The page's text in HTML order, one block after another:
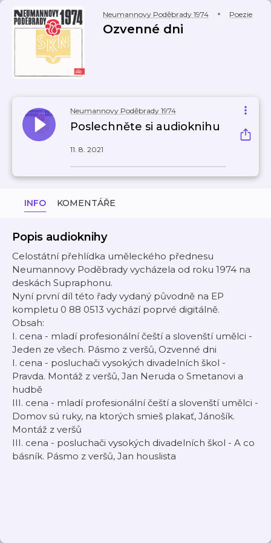
Neumannovy Poděbrady 1974 Poezie
Ozvenné dni
Neumannovy Poděbrady 1974
Poslechněte si audioknihu
11. 8. 2021
INFO KOMENTÁŘE
Popis audioknihy
Celostátní přehlídka uměleckého přednesu
Neumannovy Poděbrady vycházela od roku 1974 na
deskách Supraphonu.
Nyní první díl této řady vydaný původně na EP
kompletu 0 88 0513 vychází poprvé digitálně.
Obsah:
I. cena - mladí profesionální čeští a slovenští umělci -
Jeden ze všech. Pásmo z veršů, Ozvenné dni
I. cena - posluchači vysokých divadelních škol -
Pravda. Montáž z veršů, Jan Neruda o Smetanovi a
hudbě
III. cena - mladí profesionální čeští a slovenští umělci -
Domov sú ruky, na ktorých smieš plakať, Jánošík.
Montáž z veršů
III. cena - posluchači vysokých divadelních škol - A co
básník. Pásmo z veršů, Jan houslista